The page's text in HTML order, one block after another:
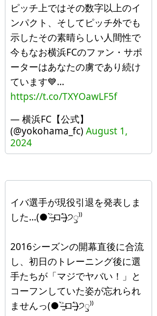
ピッチ上ではその数字以上のイ
ンパクト、そしてピッチ外でも
示したその素晴らしい人間性で
今もなお横浜FCのファン・サポ
ーターはあなたの虜であり続け
ています💙…
https://t.co/TXYOawLF5f
— 横浜FC【公式】
(@yokohama_fc) August 1,
2024
イバ選手が現役引退を発表しま
した…(● ˃̶͈̀ロ˂̶͈́)੭ꠥ⁾⁾
2016シーズンの開幕直後に合流
し、初日のトレーニング後に選
手たちが「マジでヤバい！」と
コーフンしていた姿が忘れられ
ませんっ(● ˃̶͈̀ロ˂̶͈́)੭ꠥ⁾⁾